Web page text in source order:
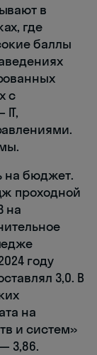
в
где
баллы
с
на бюджет.
проходной
на
году
3,0. В
на
и систем»
3,86.